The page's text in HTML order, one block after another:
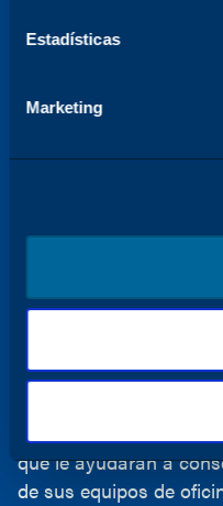
Estadísticas
Marketing
ENTREGA DE
DESCARGAS
Centro de
Encuentre
características de
en la completa
Estamos aquí para
que le ayudarán a
de sus equipos de